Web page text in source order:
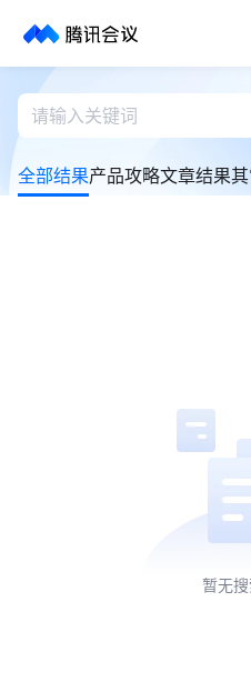
历史搜索
全部结果产品攻略文章结果
暂无